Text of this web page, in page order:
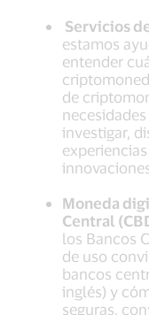
Servicios
estamos
entender
de
investigar,
Moneda
Central
los Bancos
de uso
bancos
inglés) y
seguras,